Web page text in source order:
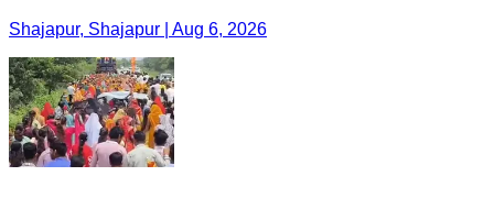
Shajapur, Shajapur | Aug 6, 2026